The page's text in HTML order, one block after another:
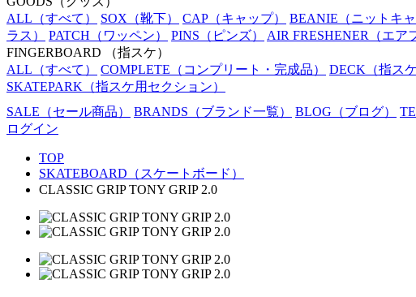
ALL （すべて） SOX （靴下） CAP （キャップ） BEANIE （ニットキ
ラス）
PATCH （ワッペン） PINS （ピンズ） AIR FRESHENER （エア
FINGERBOARD
（指スケ）
ALL （すべて） COMPLETE （コンプリート・完成品） DECK （指ス
SKATEPARK （指スケ用セクション）
SALE （セール商品） BRANDS （ブランド一覧） BLOG （ブログ）
ログイン
TOP
SKATEBOARD（スケートボード）
CLASSIC GRIP TONY GRIP 2.0